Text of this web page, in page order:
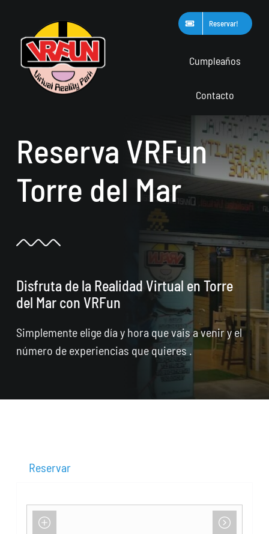
contenido
Reservar!
Cumpleaños
Contacto
Reserva VRFun
Torre del Mar
Disfruta de la Realidad Virtual en Torre
del Mar con VRFun
Simplemente elige día y hora que vais a venir y el
número de experiencias que quieres .
Reservar